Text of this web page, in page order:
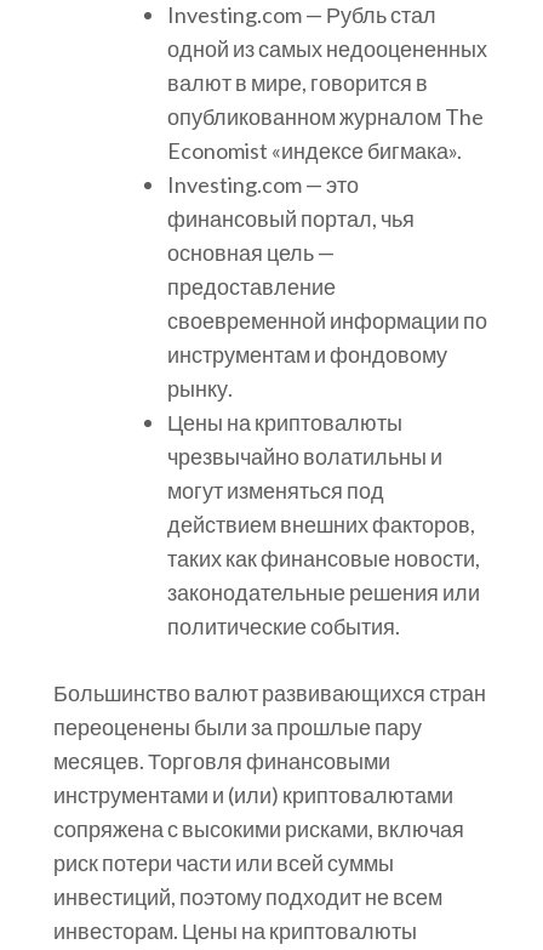
Investing.com — Рубль стал
одной из самых недооцененных
валют в мире, говорится в
опубликованном журналом The
Economist «индексе бигмака».
Investing.com — это
финансовый портал, чья
основная цель —
предоставление
своевременной информации по
инструментам и фондовому
рынку.
Цены на криптовалюты
чрезвычайно волатильны и
могут изменяться под
действием внешних факторов,
таких как финансовые новости,
законодательные решения или
политические события.
Большинство валют развивающихся стран
переоценены были за прошлые пару
месяцев. Торговля финансовыми
инструментами и (или) криптовалютами
сопряжена с высокими рисками, включая
риск потери части или всей суммы
инвестиций, поэтому подходит не всем
инвесторам. Цены на криптовалюты